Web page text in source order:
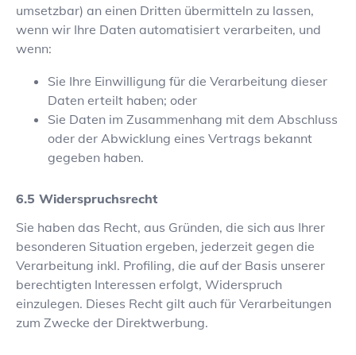
umsetzbar) an einen Dritten übermitteln zu lassen,
wenn wir Ihre Daten automatisiert verarbeiten, und
wenn:
Sie Ihre Einwilligung für die Verarbeitung dieser
Daten erteilt haben; oder
Sie Daten im Zusammenhang mit dem Abschluss
oder der Abwicklung eines Vertrags bekannt
gegeben haben.
Widerspruchsrecht
Sie haben das Recht, aus Gründen, die sich aus Ihrer
besonderen Situation ergeben, jederzeit gegen die
Verarbeitung inkl. Profiling, die auf der Basis unserer
berechtigten Interessen erfolgt, Widerspruch
einzulegen. Dieses Recht gilt auch für Verarbeitungen
zum Zwecke der Direktwerbung.